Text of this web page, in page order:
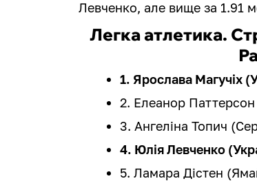
Левченко, але вище за 1.91
Легка атлетика.
1. Ярослава Магучіх
2. Елеанор Паттерсон
3. Ангеліна Топич
4. Юлія Левченко
5. Ламара Дістен